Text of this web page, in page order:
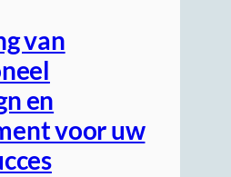
van
en
voor uw